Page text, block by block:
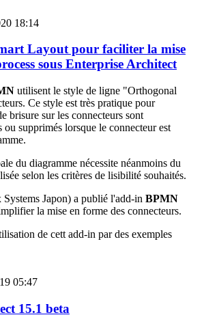
18:14
Layout pour faciliter la mise
sous Enterprise Architect
utilisent le style de ligne "Orthogonal
Ce style est très pratique pour
brisure sur les connecteurs sont
ou supprimés lorsque le connecteur est
du diagramme nécessite néanmoins du
selon les critères de lisibilité souhaités.
Japon) a publié l'add-in BPMN
la mise en forme des connecteurs.
de cett add-in par des exemples
05:47
15.1 beta